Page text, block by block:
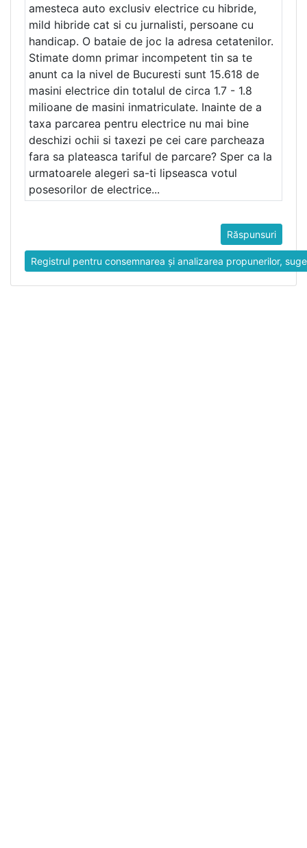
amesteca auto exclusiv electrice cu hibride,
mild hibride cat si cu jurnalisti, persoane cu
handicap. O bataie de joc la adresa cetatenilor.
Stimate domn primar incompetent tin sa te
anunt ca la nivel de Bucuresti sunt 15.618 de
masini electrice din totalul de circa 1.7 - 1.8
milioane de masini inmatriculate. Inainte de a
taxa parcarea pentru electrice nu mai bine
deschizi ochii si taxezi pe cei care parcheaza
fara sa plateasca tariful de parcare? Sper ca la
urmatoarele alegeri sa-ti lipseasca votul
posesorilor de electrice...
Răspunsuri
Registrul pentru consemnarea și analizarea propunerilor,